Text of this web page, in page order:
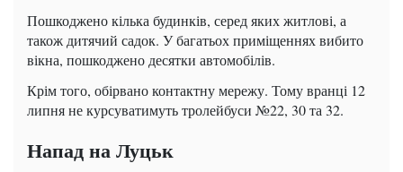
Пошкоджено кілька будинків, серед яких житлові, а
також дитячий садок. У багатьох приміщеннях вибито
вікна, пошкоджено десятки автомобілів.
Крім того, обірвано контактну мережу. Тому вранці 12
липня не курсуватимуть тролейбуси №22, 30 та 32.
Напад на Луцьк